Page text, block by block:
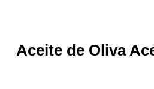
Aceite de Oliva